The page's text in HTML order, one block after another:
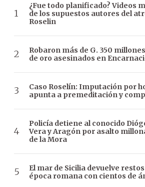
¿Fue todo planificado? Videos
de los supuestos autores del
Roselin
Robaron más de G. 350
de oro asesinados en
Caso Roselín: Imputación por
apunta a premeditación y
Policía detiene al conocido
Vera y Aragón por asalto
de la Mora
El mar de Sicilia devuelve
época romana con cientos de